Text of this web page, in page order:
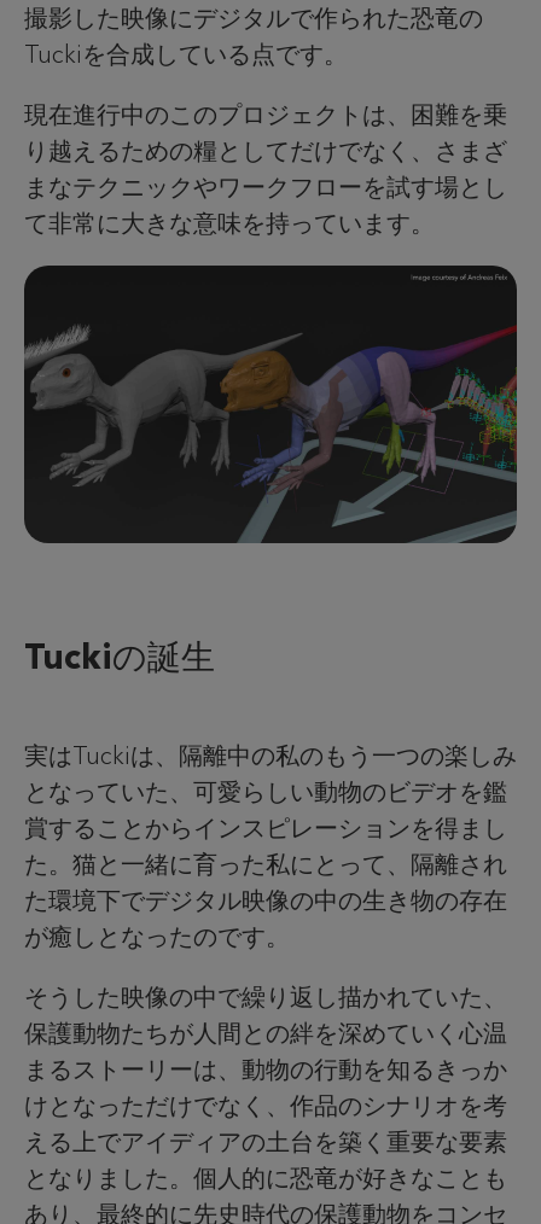
撮影した映像にデジタルで作られた恐竜の
Tuckiを合成している点です。
現在進行中のこのプロジェクトは、困難を乗
り越えるための糧としてだけでなく、さまざ
まなテクニックやワークフローを試す場とし
て非常に大きな意味を持っています。
Tuckiの誕生
実はTuckiは、隔離中の私のもう一つの楽しみ
となっていた、可愛らしい動物のビデオを鑑
賞することからインスピレーションを得まし
た。猫と一緒に育った私にとって、隔離され
た環境下でデジタル映像の中の生き物の存在
が癒しとなったのです。
そうした映像の中で繰り返し描かれていた、
保護動物たちが人間との絆を深めていく心温
まるストーリーは、動物の行動を知るきっか
けとなっただけでなく、作品のシナリオを考
える上でアイディアの土台を築く重要な要素
となりました。個人的に恐竜が好きなことも
あり、最終的に先史時代の保護動物をコンセ